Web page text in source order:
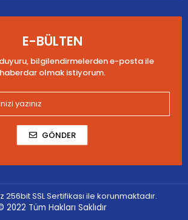
E-BÜLTEN
bilgilendirmelerden e-posta ile
haberdar olmak istiyorum.
GÖNDER
256bit SSL Sertifikası ile korunmaktadır.
2022 Tüm Hakları Saklıdır